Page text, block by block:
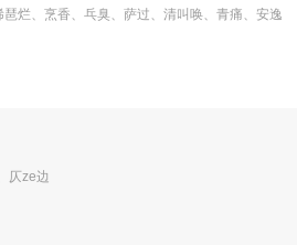
烂、烹香、乓臭、萨过、清叫唤、青痛、安逸
仄ze边